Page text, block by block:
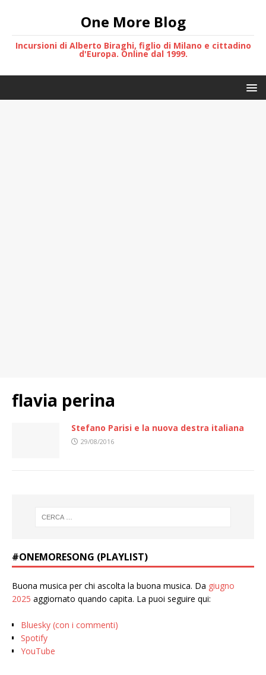
One More Blog
Incursioni di Alberto Biraghi, figlio di Milano e cittadino
d'Europa. Online dal 1999.
flavia perina
Stefano Parisi e la nuova destra italiana
29/08/2016
#ONEMORESONG (PLAYLIST)
Buona musica per chi ascolta la buona musica. Da giugno
2025 aggiornato quando capita. La puoi seguire qui:
Bluesky (con i commenti)
Spotify
YouTube